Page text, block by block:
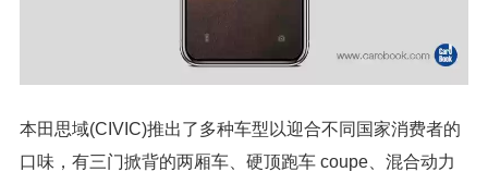
本田思域(CIVIC)推出了多种车型以迎合不同国家消费者的
口味，有三门掀背的两厢车、硬顶跑车 coupe、混合动力